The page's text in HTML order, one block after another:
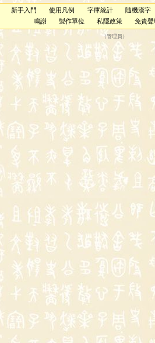
新手入門 使用凡例 字庫統計 隨機漢字
鳴謝
製作單位 私隱政策 免責聲
（管理員 ）